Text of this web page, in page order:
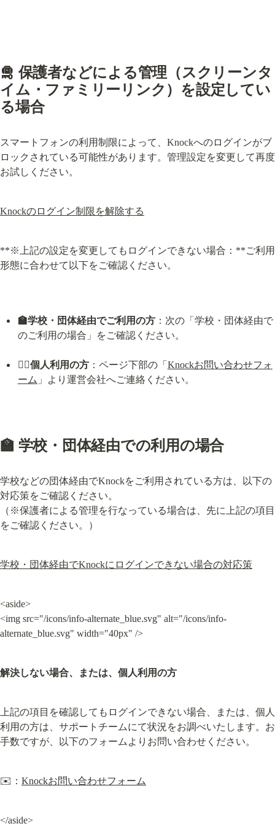
🛅 保護者などによる管理（スクリーンタ
イム・ファミリーリンク）を設定してい
る場合
スマートフォンの利用制限によって、Knockへのログインがブ
ロックされている可能性があります。管理設定を変更して再度
お試しください。
Knockのログイン制限を解除する
**※上記の設定を変更してもログインできない場合：**ご利用
形態に合わせて以下をご確認ください。
🏫学校・団体経由でご利用の方：次の「学校・団体経由で
のご利用の場合」をご確認ください。
🙋‍♀️個人利用の方：ページ下部の「 Knockお問い合わせフォ
ーム 」より運営会社へご連絡ください。
🏫 学校・団体経由での利用の場合
学校などの団体経由でKnockをご利用されている方は、以下の
対応策をご確認ください。
（※保護者による管理を行なっている場合は、先に上記の項目
をご確認ください。）
学校・団体経由でKnockにログインできない場合の対応策
<aside>
<img src="/icons/info-alternate_blue.svg" alt="/icons/info-
alternate_blue.svg" width="40px" />
解決しない場合、または、個人利用の方
上記の項目を確認してもログインできない場合、または、個人
利用の方は、サポートチームにて状況をお調べいたします。お
手数ですが、以下のフォームよりお問い合わせください。
✉️： Knockお問い合わせフォーム
</aside>